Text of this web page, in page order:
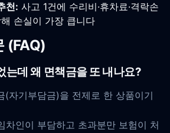
천: 사고 1건에 수리비·휴차료·격락손
손실이 가장 큽니다
(FAQ)
는데 왜 면책금을 또 내나요?
(자기부담금)을 전제로 한 상품이기
차인이 부담하고 초과분만 보험이 처